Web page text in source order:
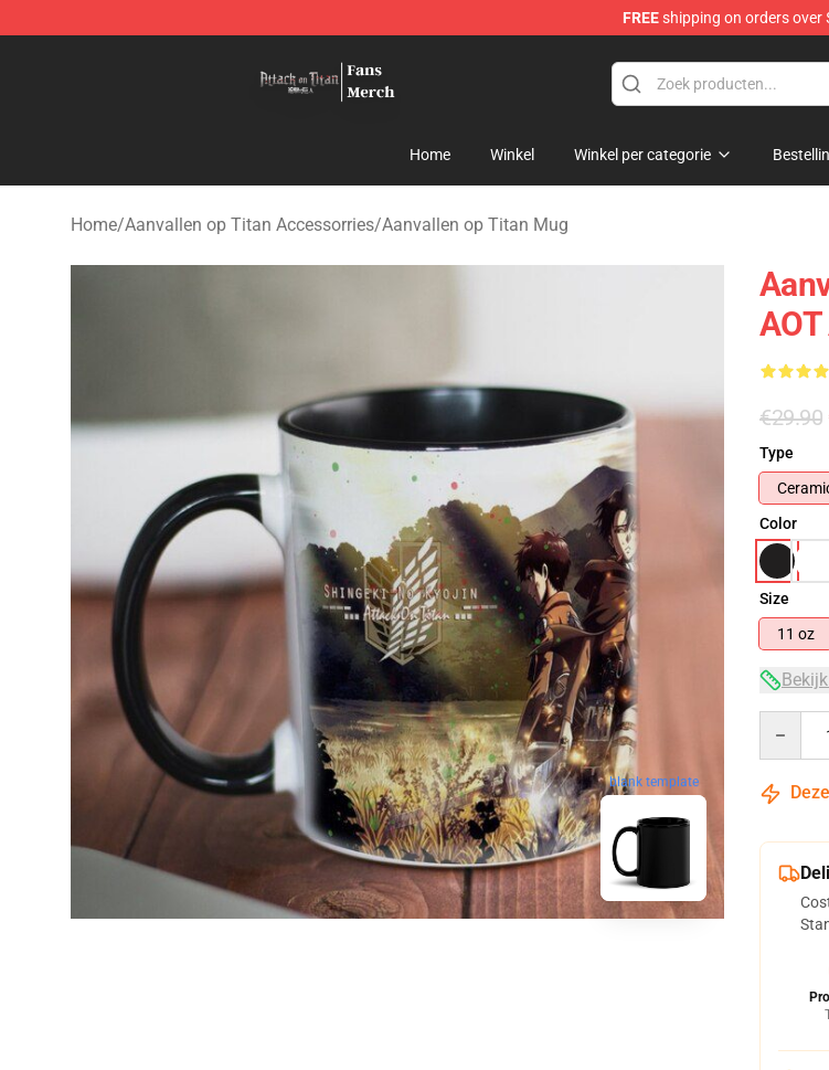
FREEshipping on orders over
Home Winkel Winkel per categorie
Home/Aanvallen op Titan Accessorries/Aanvallen op Titan Mug
blank template
€29.90
Type
Color
Size
11 oz